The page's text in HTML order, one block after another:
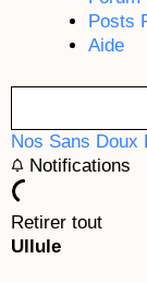
o
o
k
g
r
a
m
o
p
e
Posts
Aide
Nos Sans Doux
Notifications
Retirer tout
Ullule